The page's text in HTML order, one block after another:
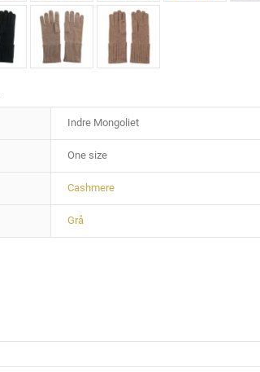
Indre Mongoliet
One size
Cashmere
Grå